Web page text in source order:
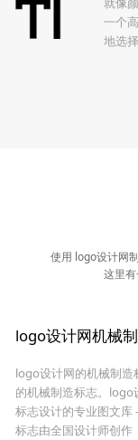
一个
地选择
使用 logo设计网
这里有
logo设计网机械
logo设计网的机械制造
的机械制造标志。logo
标志设计的专业图文库
标志由全国设计师创作